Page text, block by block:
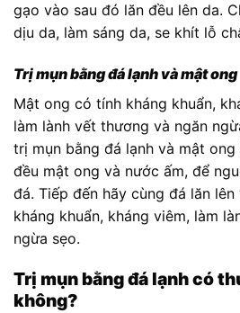
gạo vào sau đó lăn đều lên da.
dịu da, làm sáng da, se khít lỗ
Trị mụn bằng đá lạnh và mật ong
Mật ong có tính kháng khuẩn,
làm lành vết thương và ngăn
trị mụn bằng đá lạnh và mật
đều mật ong và nước ấm, để
đá. Tiếp đến hãy cùng đá lăn
kháng khuẩn, kháng viêm, làm
ngừa sẹo.
Trị mụn bằng đá lạnh có
không?